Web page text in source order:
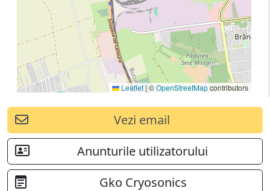
Leaflet | ©OpenStreetMapcontributors
Vezi email
Anunturile utilizatorului
Gko Cryosonics